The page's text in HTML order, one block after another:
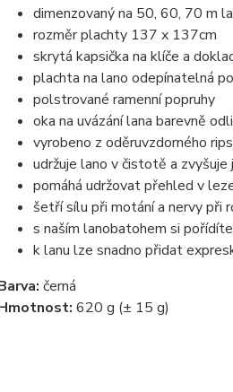
dimenzovaný na 50, 60, 70 m
rozměr plachty 137 x 137cm
skrytá kapsička na klíče a
plachta na lano odepínatelná
polstrované ramenní popruhy
oka na uvázání lana barevně
vyrobeno z oděruvzdorného
udržuje lano v čistotě a
pomáhá udržovat přehled v
šetří sílu při motání a nervy při
s naším lanobatohem si
k lanu lze snadno přidat
černá
620 g (± 15 g)